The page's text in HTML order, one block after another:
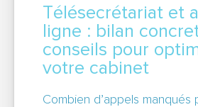
Télésecrétariat et
ligne : bilan
conseils pour
votre cabinet
Combien d’appels manqués